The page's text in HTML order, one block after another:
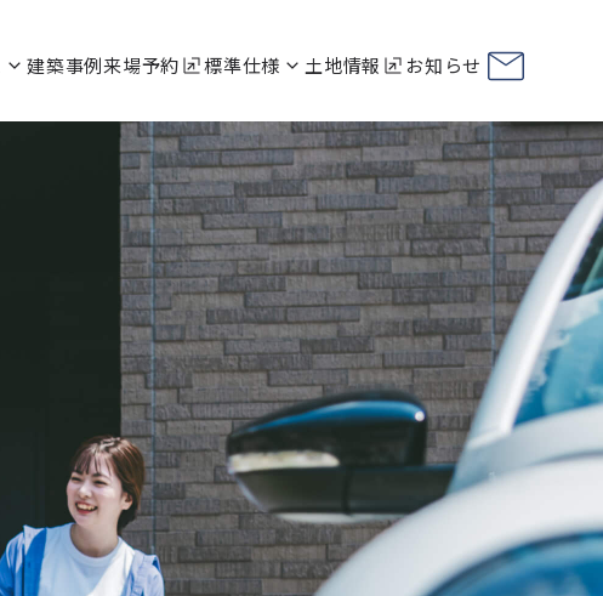
建築事例来場予約 標準仕様 土地情報 お知らせ